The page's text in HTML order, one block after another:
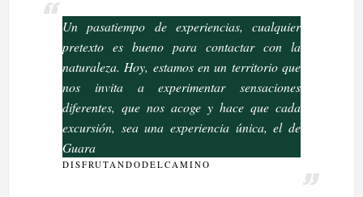
Un pasatiempo de experiencias, cualquier
pretexto es bueno para contactar con la
naturaleza. Hoy, estamos en un territorio que
nos invita a experimentar sensaciones
diferentes, que nos acoge y hace que cada
excursión, sea una experiencia única, el de
Guara
DISFRUTANDODELCAMINO